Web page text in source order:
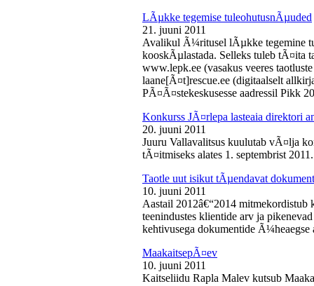
LÃµkke tegemise tuleohutusnÃµuded
21. juuni 2011
Avalikul Ã¼ritusel lÃµkke tegemine
kooskÃµlastada. Selleks tuleb tÃ¤ita
www.lepk.ee (vasakus veeres
laane[Ã¤t]rescue.ee (digitaalselt
PÃ¤Ã¤stekeskusesse aadressil Pikk
Konkurss JÃ¤rlepa lasteaia direktori
20. juuni 2011
Juuru Vallavalitsus kuulutab vÃ¤lja
tÃ¤itmiseks alates 1. septembrist
Taotle uut isikut tÃµendavat
10. juuni 2011
Aastail 2012â€“2014
teenindustes klientide arv ja
kehtivusega dokumentide Ã¼heaegse
MaakaitsepÃ¤ev
10. juuni 2011
Kaitseliidu Rapla Malev kutsub